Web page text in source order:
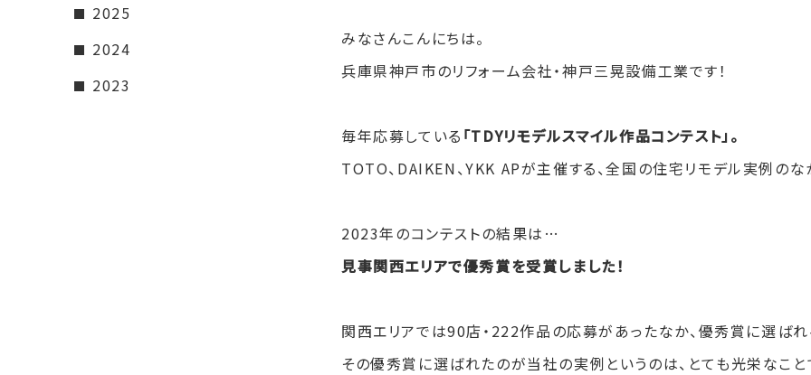
みなさんこんにちは。
兵庫県神戸市のリフォーム会社・神戸三晃設備工業です！
毎年応募している 「TDYリモデルスマイル作品コンテスト」。
TOTO、 DAIKEN、YKK APが主催する、全国の住宅リモデル実例の
2023年のコンテストの結果は…
見事関西エリアで優秀賞を受賞しました！
関西エリアでは90店・222作品の応募があったなか、優秀賞に選ば
その優秀賞に選ばれたのが当社の実例というのは、とても光栄なこと
2025
2024
2023